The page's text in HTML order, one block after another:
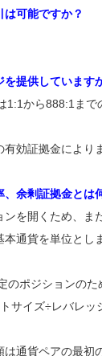
は可能ですか？
提供しています
1:1から888:1まで
効証拠金により
余剰証拠金とは
を開くため、ま
通貨を単位とし
のポジションの
サイズ÷レバレッ
は通貨ペアの最初